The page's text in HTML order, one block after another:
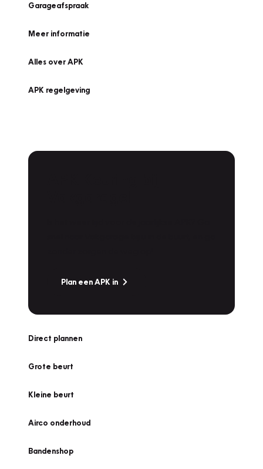
Garageafspraak
Meer informatie
Alles over APK
APK regelgeving
Plan een APK in
Direct plannen
Grote beurt
Kleine beurt
Airco onderhoud
Bandenshop